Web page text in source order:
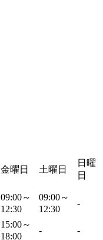
金曜日 土曜日
日曜
日
09:00～
12:30
09:00～
12:30
-
15:00～
18:00
- -